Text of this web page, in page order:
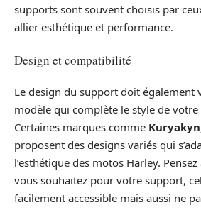
supports sont souvent choisis par
allier esthétique et performance.
Design et compatibilité
Le design du support doit également
modèle qui complète le style de
Certaines marques comme Kuryakyn
proposent des designs variés qui
l’esthétique des motos Harley.
vous souhaitez pour votre support,
facilement accessible mais aussi ne